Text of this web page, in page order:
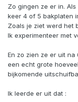
Zo gingen ze er in.
keer 4 of 5 bakplaten
Zoals je ziet werd het
Ik experimenteer met
En zo zien ze er uit
een echt grote
bijkomende
Ik leerde er uit dat :